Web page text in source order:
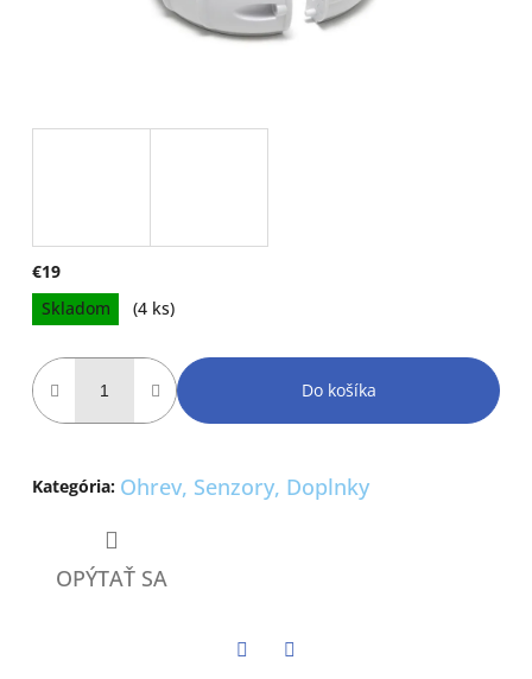
€19
Jednotková
cena:
Skladom (4 ks)
Do košíka
Kategória: Ohrev, Senzory, Doplnky
OPÝTAŤ SA